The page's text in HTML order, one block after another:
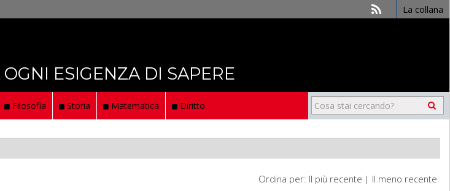
La collana
ESIGENZA DI SAPERE
Filosofia Storia Matematica Diritto
Ordina per: Il più recente | Il meno recente